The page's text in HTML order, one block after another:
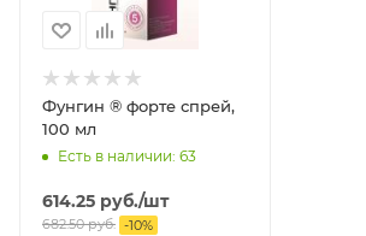
Фунгин ® форте спрей,
100 мл
Есть в наличии: 63
614.25 руб./шт
682.50руб. -10%